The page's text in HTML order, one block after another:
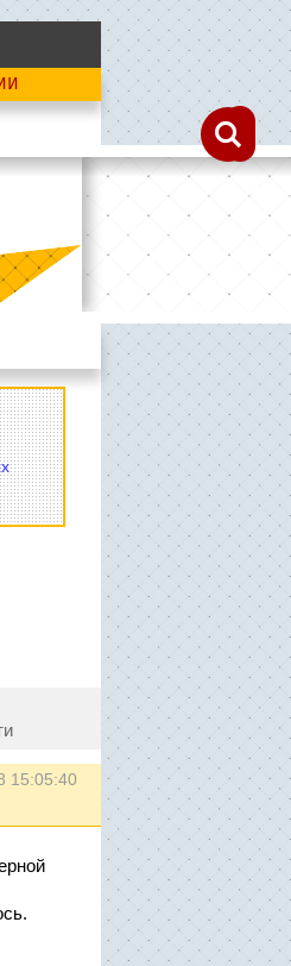
15:05:40